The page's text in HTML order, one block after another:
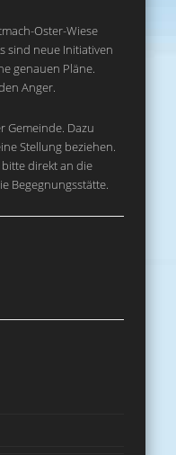
Oster-Wiese
sind neue Initiativen
genauen Pläne.
Anger.
Gemeinde. Dazu
Stellung beziehen.
direkt an die
Begegnungsstätte.